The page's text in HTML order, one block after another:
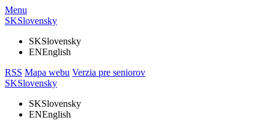
Menu
SKSlovensky
SKSlovensky
ENEnglish
RSS Mapa webu Verzia pre seniorov
SKSlovensky
SKSlovensky
ENEnglish